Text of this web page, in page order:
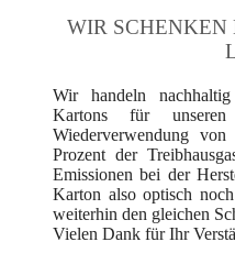
WIR SCHENKEN
Wir handeln
Kartons für
Wiederverwendung
Prozent der
Emissionen bei der
Karton also optisch
weiterhin den gleichen
Vielen Dank für Ihr